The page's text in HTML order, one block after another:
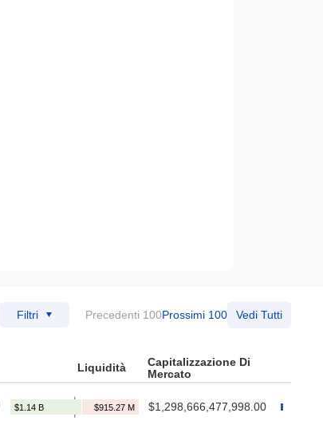
Filtri Precedenti 100Prossimi 100 Vedi Tutti
Liquidità
Capitalizzazione Di
Mercato
$1,298,666,477,998.00